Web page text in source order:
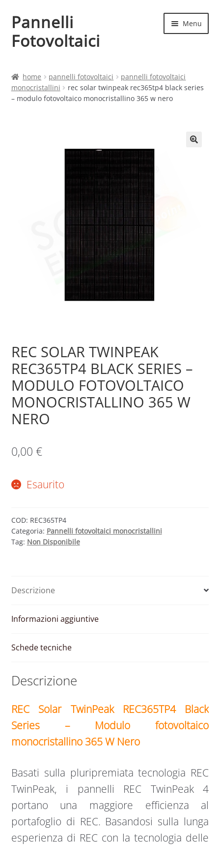
Vai
alla
navigazione
Vai
al
contenuto
Pannelli
Fotovoltaici
Menu
Cart
home pannelli fotovoltaici
pannelli fotovoltaici
monocristallini
rec solar twinpeak rec365tp4 black series
– modulo fotovoltaico monocristallino 365 w nero
REC SOLAR TWINPEAK
REC365TP4 BLACK SERIES –
MODULO FOTOVOLTAICO
MONOCRISTALLINO 365 W
NERO
0,00 €
Esaurito
COD: REC365TP4
Categoria: Pannelli fotovoltaici monocristallini
Tag: Non Disponibile
Descrizione
Informazioni aggiuntive
Schede tecniche
Descrizione
REC Solar TwinPeak REC365TP4 Black
Series – Modulo fotovoltaico
monocristallino 365 W Nero
Basati sulla pluripremiata tecnologia REC
TwinPeak, i pannelli REC TwinPeak 4
portano una maggiore efficienza al
portafoglio di REC. Basandosi sulla lunga
esperienza di REC con la tecnologia delle